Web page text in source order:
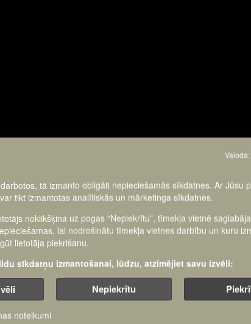
Valoda:
tā izmanto obligāti nepieciešamās sīkdatnes. Ar Jūsu
tikt izmantotas analītiskās un mārketinga sīkdatnes.
noklikšķina uz pogas “Nepiekrītu”, tīmekļa vietnē
lai nodrošinātu tīmekļa vietnes darbību un kuru
lietotāja piekrišanu.
sīkdatņu izmantošanai, lūdzu, atzīmējiet savu izvēli:
Nepiekrītu
noteikumi